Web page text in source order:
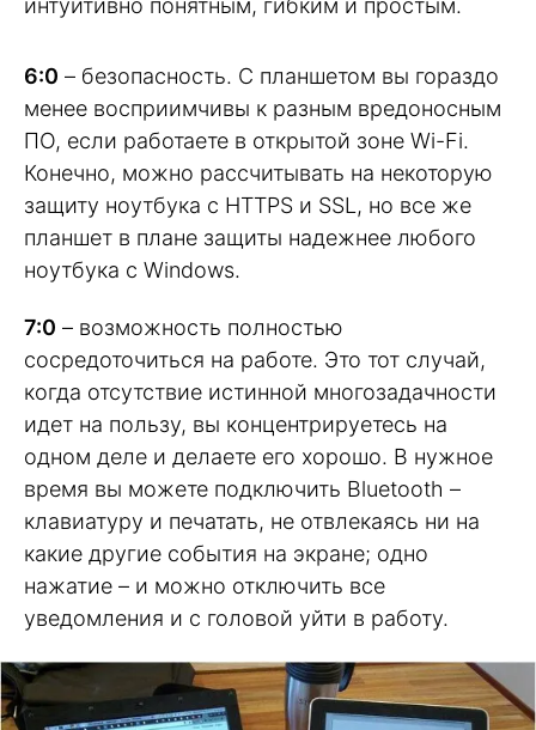
интуитивно понятным, гибким и простым.
6:0 – безопасность. С планшетом вы гораздо
менее восприимчивы к разным вредоносным
ПО, если работаете в открытой зоне Wi-Fi.
Конечно, можно рассчитывать на некоторую
защиту ноутбука с HTTPS и SSL, но все же
планшет в плане защиты надежнее любого
ноутбука с Windows.
7:0 – возможность полностью
сосредоточиться на работе. Это тот случай,
когда отсутствие истинной многозадачности
идет на пользу, вы концентрируетесь на
одном деле и делаете его хорошо. В нужное
время вы можете подключить Bluetooth –
клавиатуру и печатать, не отвлекаясь ни на
какие другие события на экране; одно
нажатие – и можно отключить все
уведомления и с головой уйти в работу.